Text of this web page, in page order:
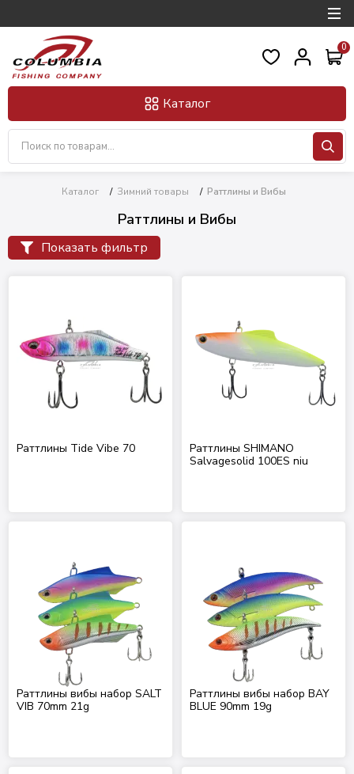
Каталог
0
Каталог / Зимний товары / Раттлины и Вибы
Раттлины и Вибы
Показать фильтр
Раттлины Tide Vibe 70
Раттлины SHIMANO
Salvagesolid 100ES niu
Раттлины вибы набор SALT
VIB 70mm 21g
Раттлины вибы набор BAY
BLUE 90mm 19g